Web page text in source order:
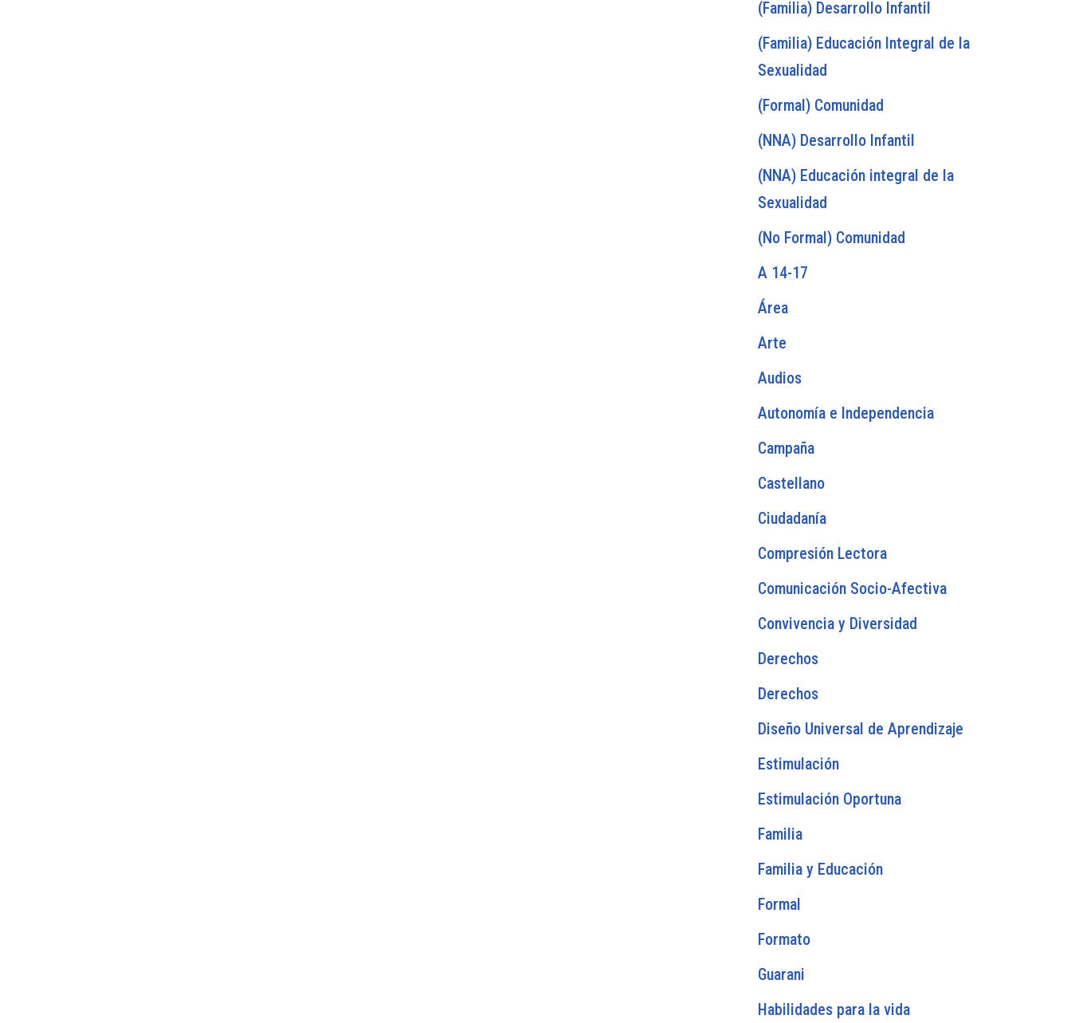
(Familia) Desarrollo Infantil
(Familia) Educación Integral de la
Sexualidad
(Formal) Comunidad
(NNA) Desarrollo Infantil
(NNA) Educación integral de la
Sexualidad
(No Formal) Comunidad
A 14-17
Área
Arte
Audios
Autonomía e Independencia
Campaña
Castellano
Ciudadanía
Compresión Lectora
Comunicación Socio-Afectiva
Convivencia y Diversidad
Derechos
Derechos
Diseño Universal de Aprendizaje
Estimulación
Estimulación Oportuna
Familia
Familia y Educación
Formal
Formato
Guarani
Habilidades para la vida